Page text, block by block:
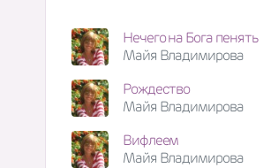
Нечего на Бога пенять
Майя Владимирова
Рождество
Майя Владимирова
Вифлеем
Майя Владимирова